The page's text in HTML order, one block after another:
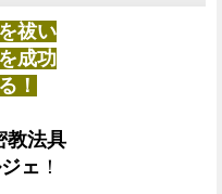
祓い
成功
！
教法具
ェ ！